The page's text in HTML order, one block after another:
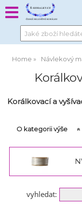
Home Návlekový
Korálkovací a
O kategorii výše
vyhledat: